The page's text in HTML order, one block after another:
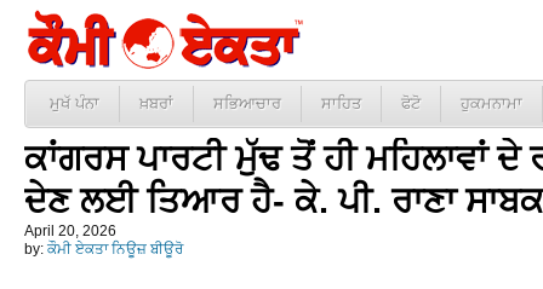
ਮੁਖੱ ਪੰਨਾ ਖ਼ਬਰਾਂ ਸਭਿਆਚਾਰ ਸਾਹਿਤ ਫੋਟੋ ਹੁਕਮਨਾਮਾ
ਕਾਂਗਰਸ ਪਾਰਟੀ ਮੁੱਢ ਤੋਂ ਹੀ ਮਹਿਲਾਵਾਂ
ਦੇਣ ਲਈ ਤਿਆਰ ਹੈ- ਕੇ. ਪੀ. ਰਾਣਾ
April 20, 2026
by: ਕੌਮੀ ਏਕਤਾ ਨਿਊਜ਼ ਬੀਊਰੋ